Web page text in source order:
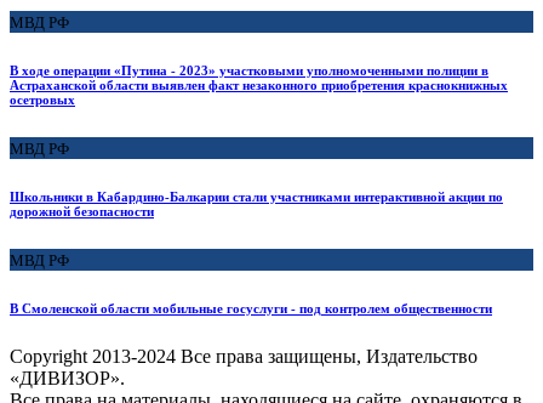
МВД РФ
В ходе операции «Путина - 2023» участковыми уполномоченными полиции в
Астраханской области выявлен факт незаконного приобретения краснокнижных
осетровых
МВД РФ
Школьники в Кабардино-Балкарии стали участниками интерактивной акции по
дорожной безопасности
МВД РФ
В Смоленской области мобильные госуслуги - под контролем общественности
Copyright 2013-2024 Все права защищены, Издательство
«ДИВИЗОР».